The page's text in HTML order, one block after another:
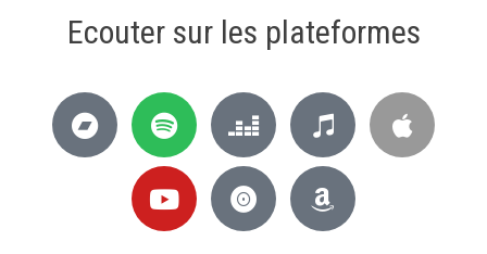
Ecouter sur les plateformes